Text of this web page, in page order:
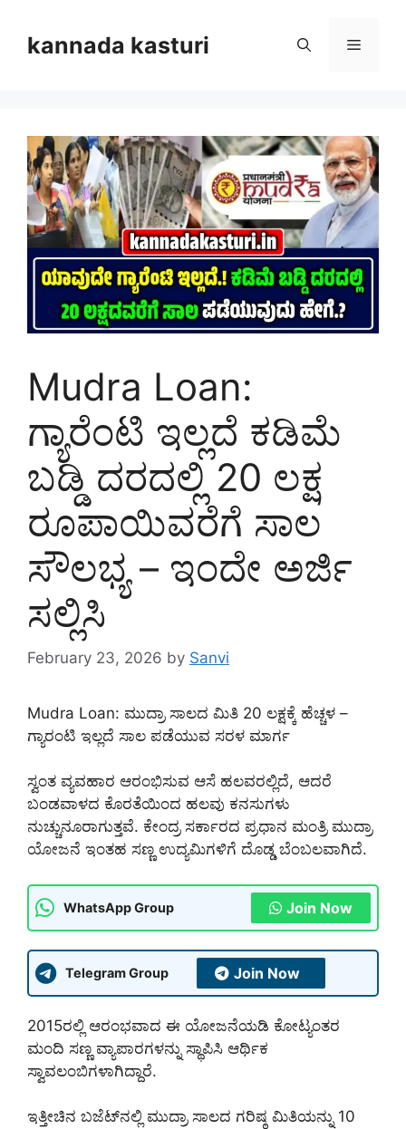
contentkannada kasturi Menu
Mudra Loan:
ಗ್ಯಾರೆಂಟಿ ಇಲ್ಲದೆ ಕಡಿಮೆ
ಬಡ್ಡಿ ದರದಲ್ಲಿ 20 ಲಕ್ಷ
ರೂಪಾಯಿವರೆಗೆ ಸಾಲ
ಸೌಲಭ್ಯ – ಇಂದೇ ಅರ್ಜಿ
ಸಲ್ಲಿಸಿ
February 23, 2026 by Sanvi
Mudra Loan: ಮುದ್ರಾ ಸಾಲದ ಮಿತಿ 20 ಲಕ್ಷಕ್ಕೆ ಹೆಚ್ಚಳ –
ಗ್ಯಾರಂಟಿ ಇಲ್ಲದೆ ಸಾಲ ಪಡೆಯುವ ಸರಳ ಮಾರ್ಗ
ಸ್ವಂತ ವ್ಯವಹಾರ ಆರಂಭಿಸುವ ಆಸೆ ಹಲವರಲ್ಲಿದೆ, ಆದರೆ
ಬಂಡವಾಳದ ಕೊರತೆಯಿಂದ ಹಲವು ಕನಸುಗಳು
ನುಚ್ಚುನೂರಾಗುತ್ತವೆ. ಕೇಂದ್ರ ಸರ್ಕಾರದ ಪ್ರಧಾನ ಮಂತ್ರಿ ಮುದ್ರಾ
ಯೋಜನೆ ಇಂತಹ ಸಣ್ಣ ಉದ್ಯಮಿಗಳಿಗೆ ದೊಡ್ಡ ಬೆಂಬಲವಾಗಿದೆ.
WhatsApp Group Join Now
Telegram Group Join Now
2015ರಲ್ಲಿ ಆರಂಭವಾದ ಈ ಯೋಜನೆಯಡಿ ಕೋಟ್ಯಂತರ
ಮಂದಿ ಸಣ್ಣ ವ್ಯಾಪಾರಗಳನ್ನು ಸ್ಥಾಪಿಸಿ ಆರ್ಥಿಕ
ಸ್ವಾವಲಂಬಿಗಳಾಗಿದ್ದಾರೆ.
ಇತ್ತೀಚಿನ ಬಜೆಟ್‌ನಲ್ಲಿ ಮುದ್ರಾ ಸಾಲದ ಗರಿಷ್ಠ ಮಿತಿಯನ್ನು 10